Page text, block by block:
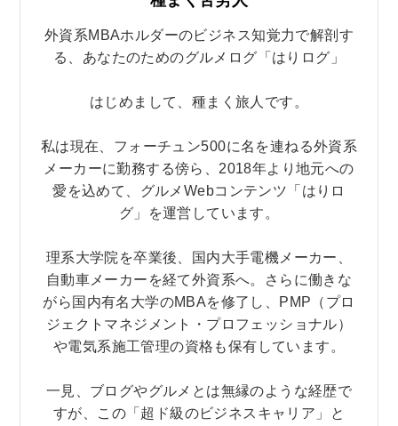
外資系MBAホルダーのビジネス知覚力で解剖す
る、あなたのためのグルメログ「はりログ」
はじめまして、種まく旅人です。
私は現在、フォーチュン500に名を連ねる外資系
メーカーに勤務する傍ら、2018年より地元への
愛を込めて、グルメWebコンテンツ「はりロ
グ」を運営しています。
理系大学院を卒業後、国内大手電機メーカー、
自動車メーカーを経て外資系へ。さらに働きな
がら国内有名大学のMBAを修了し、PMP（プロ
ジェクトマネジメント・プロフェッショナル）
や電気系施工管理の資格も保有しています。
一見、ブログやグルメとは無縁のような経歴で
すが、この「超ド級のビジネスキャリア」と